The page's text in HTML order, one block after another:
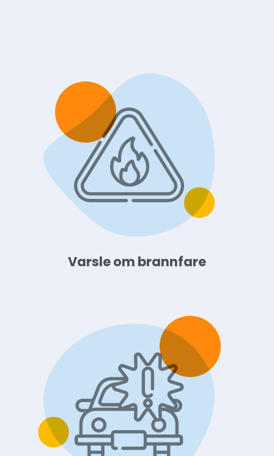
Varsle om brannfare